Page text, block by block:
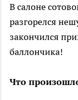
В салоне
разгорелся
закончился
баллончика!
Что